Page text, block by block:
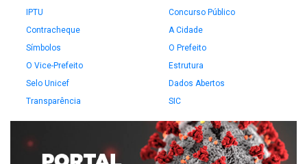
IPTU
Concurso Público
Contracheque
A Cidade
Símbolos
O Prefeito
O Vice-Prefeito
Estrutura
Selo Unicef
Dados Abertos
Transparência
SIC